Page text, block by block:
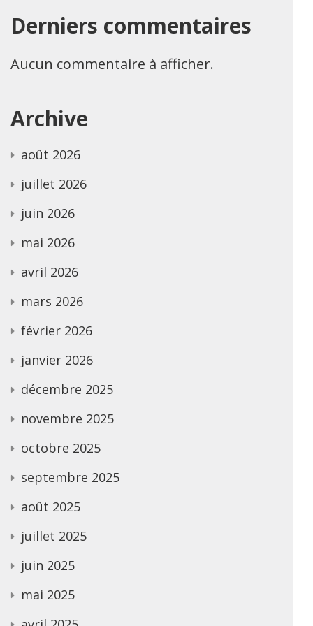
Derniers commentaires
Aucun commentaire à afficher.
Archive
août 2026
juillet 2026
juin 2026
mai 2026
avril 2026
mars 2026
février 2026
janvier 2026
décembre 2025
novembre 2025
octobre 2025
septembre 2025
août 2025
juillet 2025
juin 2025
mai 2025